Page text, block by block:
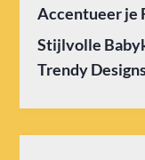
Accentueer je
Stijlvolle
Trendy